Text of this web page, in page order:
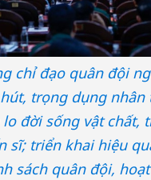
chỉ đạo quân đội
trọng dụng nhân
đời sống vật chất,
sĩ; triển khai hiệu
sách quân đội,